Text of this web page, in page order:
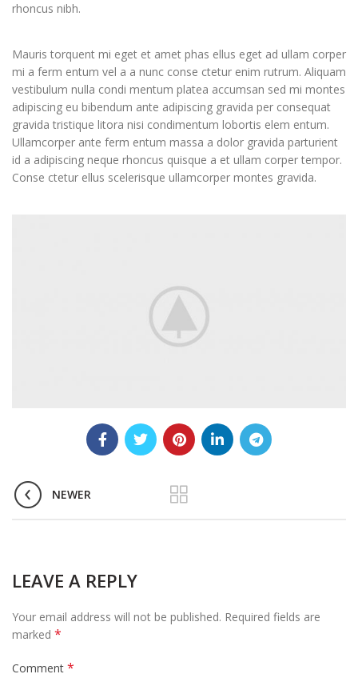
rhoncus nibh.
Mauris torquent mi eget et amet phas ellus eget ad ullam corper
mi a ferm entum vel a a nunc conse ctetur enim rutrum. Aliquam
vestibulum nulla condi mentum platea accumsan sed mi montes
adipiscing eu bibendum ante adipiscing gravida per consequat
gravida tristique litora nisi condimentum lobortis elem entum.
Ullamcorper ante ferm entum massa a dolor gravida parturient
id a adipiscing neque rhoncus quisque a et ullam corper tempor.
Conse ctetur ellus scelerisque ullamcorper montes gravida.
NEWER
LEAVE A REPLY
Your email address will not be published. Required fields are
marked *
Comment *